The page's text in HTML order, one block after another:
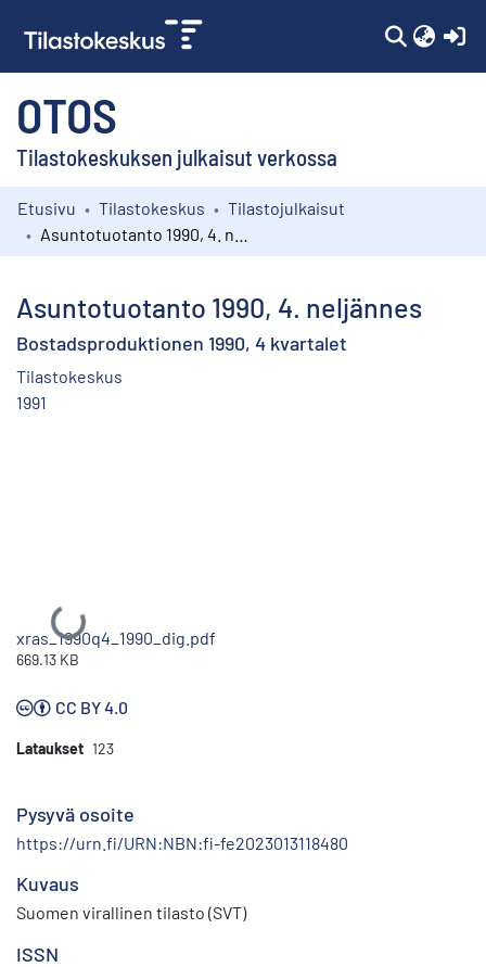
OTOS
Tilastokeskuksen julkaisut verkossa
Kokoelmat
Etusivu Tilastokeskus
Tilastojulkaisut
Asuntotuotanto 1990, 4. neljännes
Bostadsproduktionen 1990, 4 kvartalet
Tilastokeskus
1991
Ladataan...
xras_1990q4_1990_dig.pdf
669.13 KB
CC BY 4.0
Lataukset 123
Pysyvä osoite
https://urn.fi/URN:NBN:fi-fe2023013118480
Kuvaus
Suomen virallinen tilasto (SVT)
ISSN